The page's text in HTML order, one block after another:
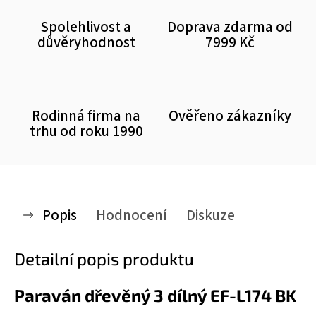
Spolehlivost a
důvěryhodnost
Doprava zdarma od
7999 Kč
Rodinná firma na
trhu od roku 1990
Ověřeno zákazníky
Popis Hodnocení Diskuze
Detailní popis produktu
Paraván dřevěný 3 dílný EF-L174 BK